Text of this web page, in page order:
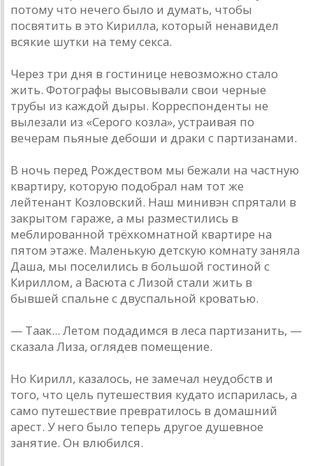
потому что нечего было и думать, чтобы
посвятить в это Кирилла, который ненавидел
всякие шутки на тему секса.
Через три дня в гостинице невозможно стало
жить. Фотографы высовывали свои черные
трубы из каждой дыры. Корреспонденты не
вылезали из «Серого козла», устраивая по
вечерам пьяные дебоши и драки с партизанами.
В ночь перед Рождеством мы бежали на частную
квартиру, которую подобрал нам тот же
лейтенант Козловский. Наш минивэн спрятали в
закрытом гараже, а мы разместились в
меблированной трёхкомнатной квартире на
пятом этаже. Маленькую детскую комнату заняла
Даша, мы поселились в большой гостиной с
Кириллом, а Васюта с Лизой стали жить в
бывшей спальне с двуспальной кроватью.
— Та­ак... Летом подадимся в леса партизанить, —
сказала Лиза, оглядев помещение.
Но Кирилл, казалось, не замечал неудобств и
того, что цель путешествия куда­то испарилась, а
само путешествие превратилось в домашний
арест. У него было теперь другое душевное
занятие. Он влюбился.